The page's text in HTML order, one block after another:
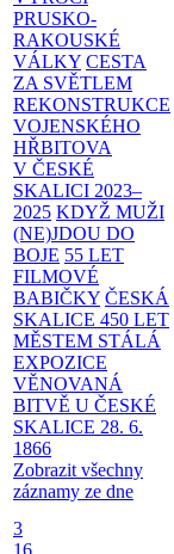
PRUSKO-
RAKOUSKÉ
VÁLKY CESTA
ZA SVĚTLEM
REKONSTRUKCE
VOJENSKÉHO
HŘBITOVA
V ČESKÉ
SKALICI 2023–
2025 KDYŽ MUŽI
(NE)JDOU DO
BOJE 55 LET
FILMOVÉ
BABIČKY ČESKÁ
SKALICE 450 LET
MĚSTEM STÁLÁ
EXPOZICE
VĚNOVANÁ
BITVĚ U ČESKÉ
SKALICE 28. 6.
1866
Zobrazit všechny
záznamy ze dne
3